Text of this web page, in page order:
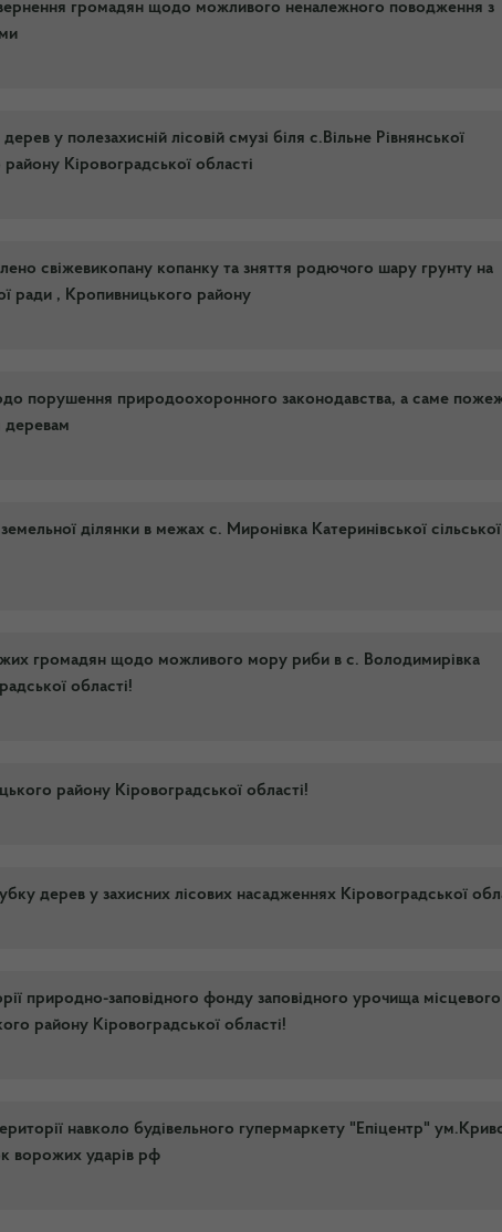
громадян щодо можливого неналежного поводження з
у полезахисній лісовій смузі біля с.Вільне Рівнянської
Кіровоградської області
свіжевикопану копанку та зняття родючого шару грунту на
ради , Кропивницького району
порушення природоохоронного законодавства, а саме
деревам
ділянки в межах с. Миронівка Катеринівської сільської
громадян щодо можливого мору риби в с. Володимирівка
області!
району Кіровоградської області!
дерев у захисних лісових насадженнях Кіровоградської
природно-заповідного фонду заповідного урочища місцевого
району Кіровоградської області!
навколо будівельного гупермаркету "Епіцентр"
ворожих ударів рф